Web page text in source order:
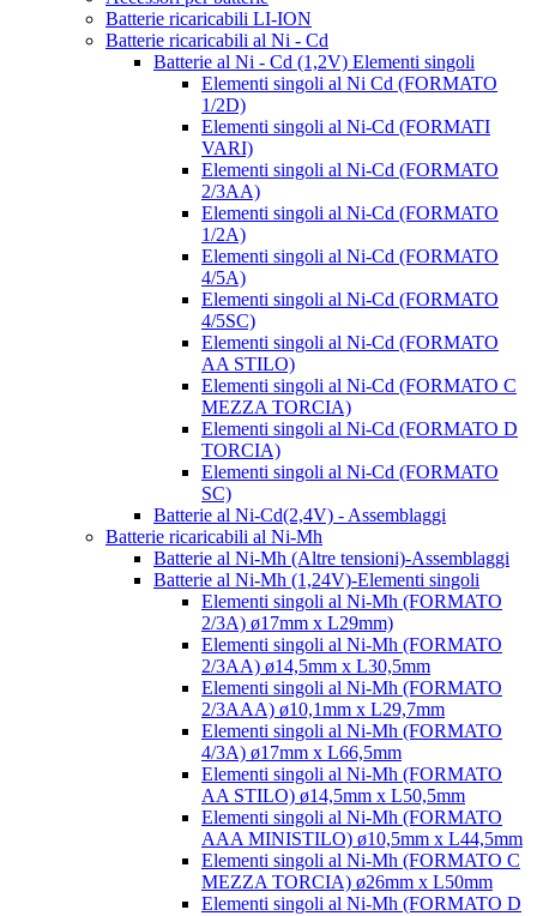
Batterie ricaricabili LI-ION
Batterie ricaricabili al Ni - Cd
Batterie al Ni - Cd (1,2V) Elementi singoli
Elementi singoli al Ni Cd (FORMATO
1/2D)
Elementi singoli al Ni-Cd (FORMATI
VARI)
Elementi singoli al Ni-Cd (FORMATO
2/3AA)
Elementi singoli al Ni-Cd (FORMATO
1/2A)
Elementi singoli al Ni-Cd (FORMATO
4/5A)
Elementi singoli al Ni-Cd (FORMATO
4/5SC)
Elementi singoli al Ni-Cd (FORMATO
AA STILO)
Elementi singoli al Ni-Cd (FORMATO C
MEZZA TORCIA)
Elementi singoli al Ni-Cd (FORMATO D
TORCIA)
Elementi singoli al Ni-Cd (FORMATO
SC)
Batterie al Ni-Cd(2,4V) - Assemblaggi
Batterie ricaricabili al Ni-Mh
Batterie al Ni-Mh (Altre tensioni)-Assemblaggi
Batterie al Ni-Mh (1,24V)-Elementi singoli
Elementi singoli al Ni-Mh (FORMATO
2/3A) ø17mm x L29mm)
Elementi singoli al Ni-Mh (FORMATO
2/3AA) ø14,5mm x L30,5mm
Elementi singoli al Ni-Mh (FORMATO
2/3AAA) ø10,1mm x L29,7mm
Elementi singoli al Ni-Mh (FORMATO
4/3A) ø17mm x L66,5mm
Elementi singoli al Ni-Mh (FORMATO
AA STILO) ø14,5mm x L50,5mm
Elementi singoli al Ni-Mh (FORMATO
AAA MINISTILO) ø10,5mm x L44,5mm
Elementi singoli al Ni-Mh (FORMATO C
MEZZA TORCIA) ø26mm x L50mm
Elementi singoli al Ni-Mh (FORMATO D